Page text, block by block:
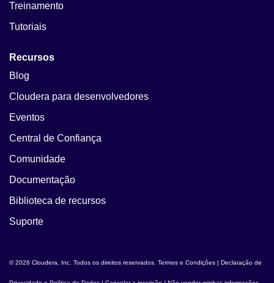
Treinamento
Tutoriais
Recursos
Blog
Cloudera para desenvolvedores
Eventos
Central de Confiança
Comunidade
Documentação
Biblioteca de recursos
Suporte
© 2026 Cloudera, Inc. Todos os direitos reservados. Termos e Condições | Declaração de